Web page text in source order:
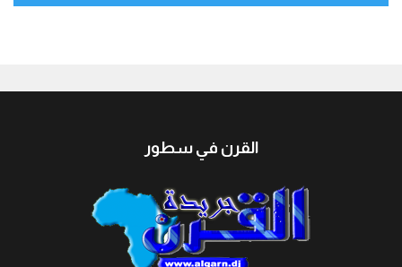
القرن في سطور